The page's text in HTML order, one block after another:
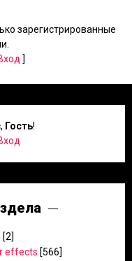
зарегистрированные
]
, Гость!
[2]
effects [566]